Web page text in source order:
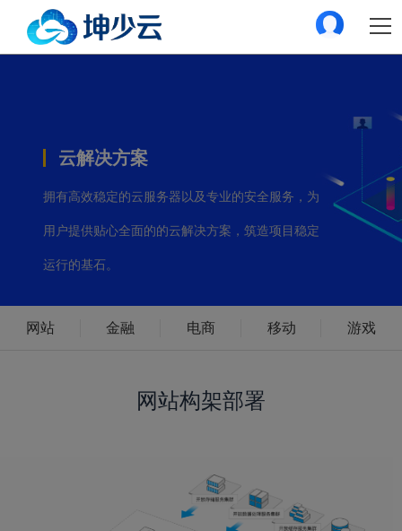
云解决方案
拥有高效稳定的云服务器以及专业的安全服务，为
用户提供贴心全面的的云解决方案，筑造项目稳定
运行的基石。
网站 金融 电商 移动 游戏
网站构架部署